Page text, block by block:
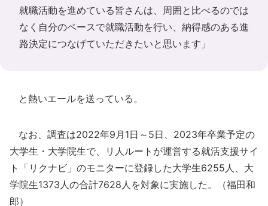
就職活動を進めている皆さんは、周囲と比べるのでは
なく自分のペースで就職活動を行い、納得感のある進
路決定につなげていただきたいと思います」
と熱いエールを送っている。
なお、調査は2022年9月1日～5日、2023年卒業予定の
大学生・大学院生で、リ人ルートが運営する就活支援サイ
ト「リクナビ」のモニターに登録した大学生6255人、大
学院生1373人の合計7628人を対象に実施した。（福田和
郎）